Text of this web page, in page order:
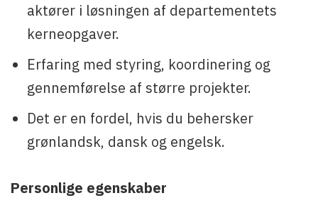
aktører i løsningen af departementets
kerneopgaver.
Erfaring med styring, koordinering og
gennemførelse af større projekter.
Det er en fordel, hvis du behersker
grønlandsk, dansk og engelsk.
Personlige egenskaber